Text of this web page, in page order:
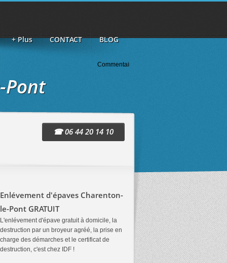
+ Plus CONTACT BLOG
Commentaires :
Pont
☎ 06 44 20 14 10
Enlévement d'épaves Charenton-
le-Pont GRATUIT
L'enlévement d'épave gratuit à domicile, la
destruction par un broyeur agréé, la prise en
charge des démarches et le certificat de
destruction, c'est chez IDF !